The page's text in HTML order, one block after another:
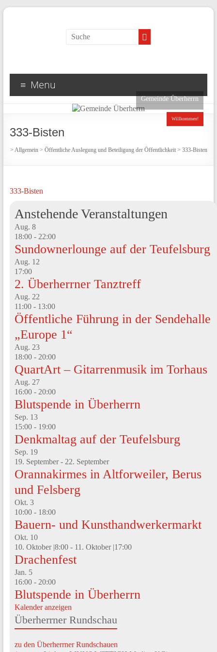
Menu
Gemeinde Überherrn
Willkommen!
333-Bisten
>Allgemein >Öffentliche Auslegung und Beteiligung der Öffentlichkeit >333-Bisten
333-Bisten
Anstehende Veranstaltungen
Aug. 8
18:00- 22:00
Sundownerlounge auf der Teufelsburg
Aug. 12
17:00
2. Überherrner Tanztreff
Aug. 22
11:00- 13:00
Öffentliche Führung in der Sendehalle
„Europe 1“
Aug. 23
18:00- 20:00
QuartArt – Gitarrenmusik im Torhaus
Aug. 27
16:00- 20:00
Blutspende in Überherrn
Sep. 13
15:00- 19:00
Denkmaltag auf der Teufelsburg
Sep. 19
19. September- 22. September
Orannakirmes in Altforweiler, Berus
und Felsberg
Okt. 3
10:00- 18:00
Bauern- und Kunsthandwerkermarkt
Okt. 10
10. Oktober |8:00- 11. Oktober |17:00
Drachenfest
Jan. 5
16:00- 20:00
Blutspende in Überherrn
Kalender anzeigen
Überherrner Rundschau
zu den Überherrner Rundschauen